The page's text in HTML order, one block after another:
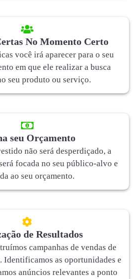
No Momento Certo
você irá aparecer para o seu
em que ele realizar a busca
seu produto ou serviço.
seu Orçamento
não será desperdiçado, a
focada no seu público-alvo e
ao seu orçamento.
de Resultados
campanhas de vendas de
Identificamos as oportunidades e
anúncios relevantes a ponto